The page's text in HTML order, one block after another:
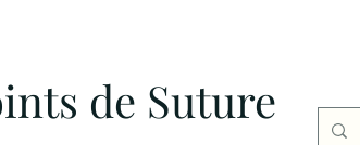
de Suture